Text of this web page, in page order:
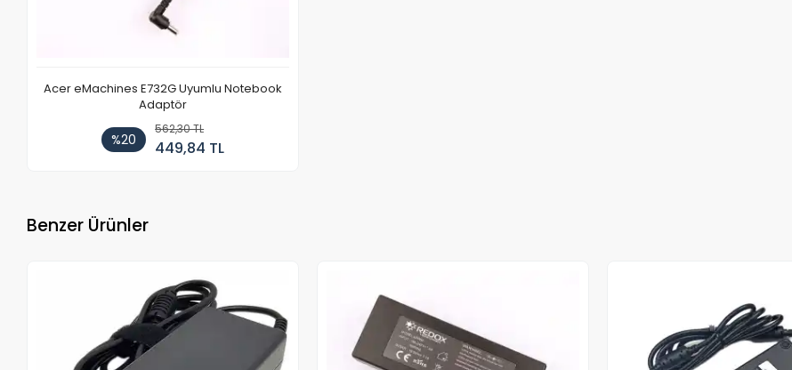
Acer eMachines E732G Uyumlu Notebook
Adaptör
%20
562,30 TL
449,84 TL
Benzer Ürünler